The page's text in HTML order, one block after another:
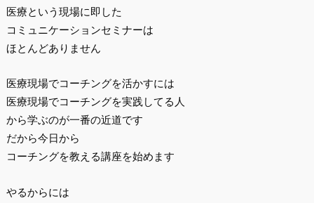
医療という現場に即した
コミュニケーションセミナーは
ほとんどありません
医療現場でコーチングを活かすには
医療現場でコーチングを実践してる人
から学ぶのが一番の近道です
だから今日から
コーチングを教える講座を始めます
やるからには